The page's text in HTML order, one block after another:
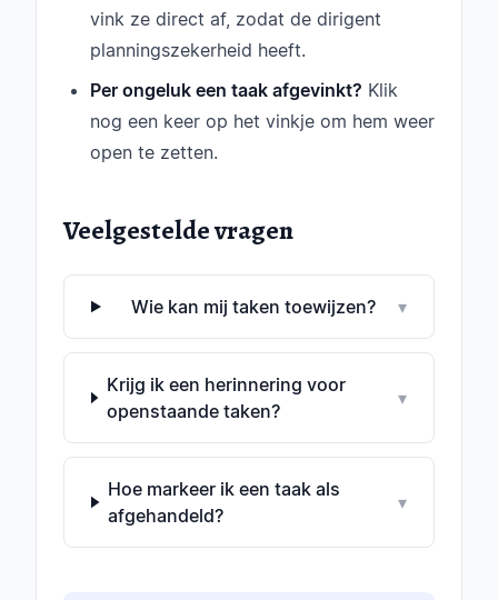
vink ze direct af, zodat de dirigent
planningszekerheid heeft.
Per ongeluk een taak afgevinkt? Klik
nog een keer op het vinkje om hem weer
open te zetten.
Veelgestelde vragen
Wie kan mij taken toewijzen? ▾
Krijg ik een herinnering voor
openstaande taken?
▾
Hoe markeer ik een taak als
afgehandeld?
▾